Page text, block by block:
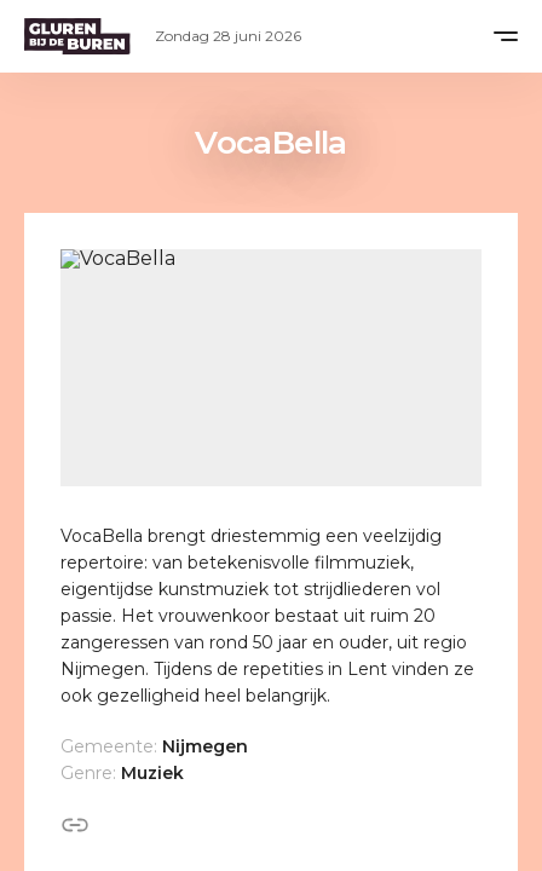
VocaBella
VocaBella brengt driestemmig een veelzijdig
repertoire: van betekenisvolle filmmuziek,
eigentijdse kunstmuziek tot strijdliederen vol
passie. Het vrouwenkoor bestaat uit ruim 20
zangeressen van rond 50 jaar en ouder, uit regio
Nijmegen. Tijdens de repetities in Lent vinden ze
ook gezelligheid heel belangrijk.
Gemeente: Nijmegen
Genre: Muziek
Zondag 28 juni 2026